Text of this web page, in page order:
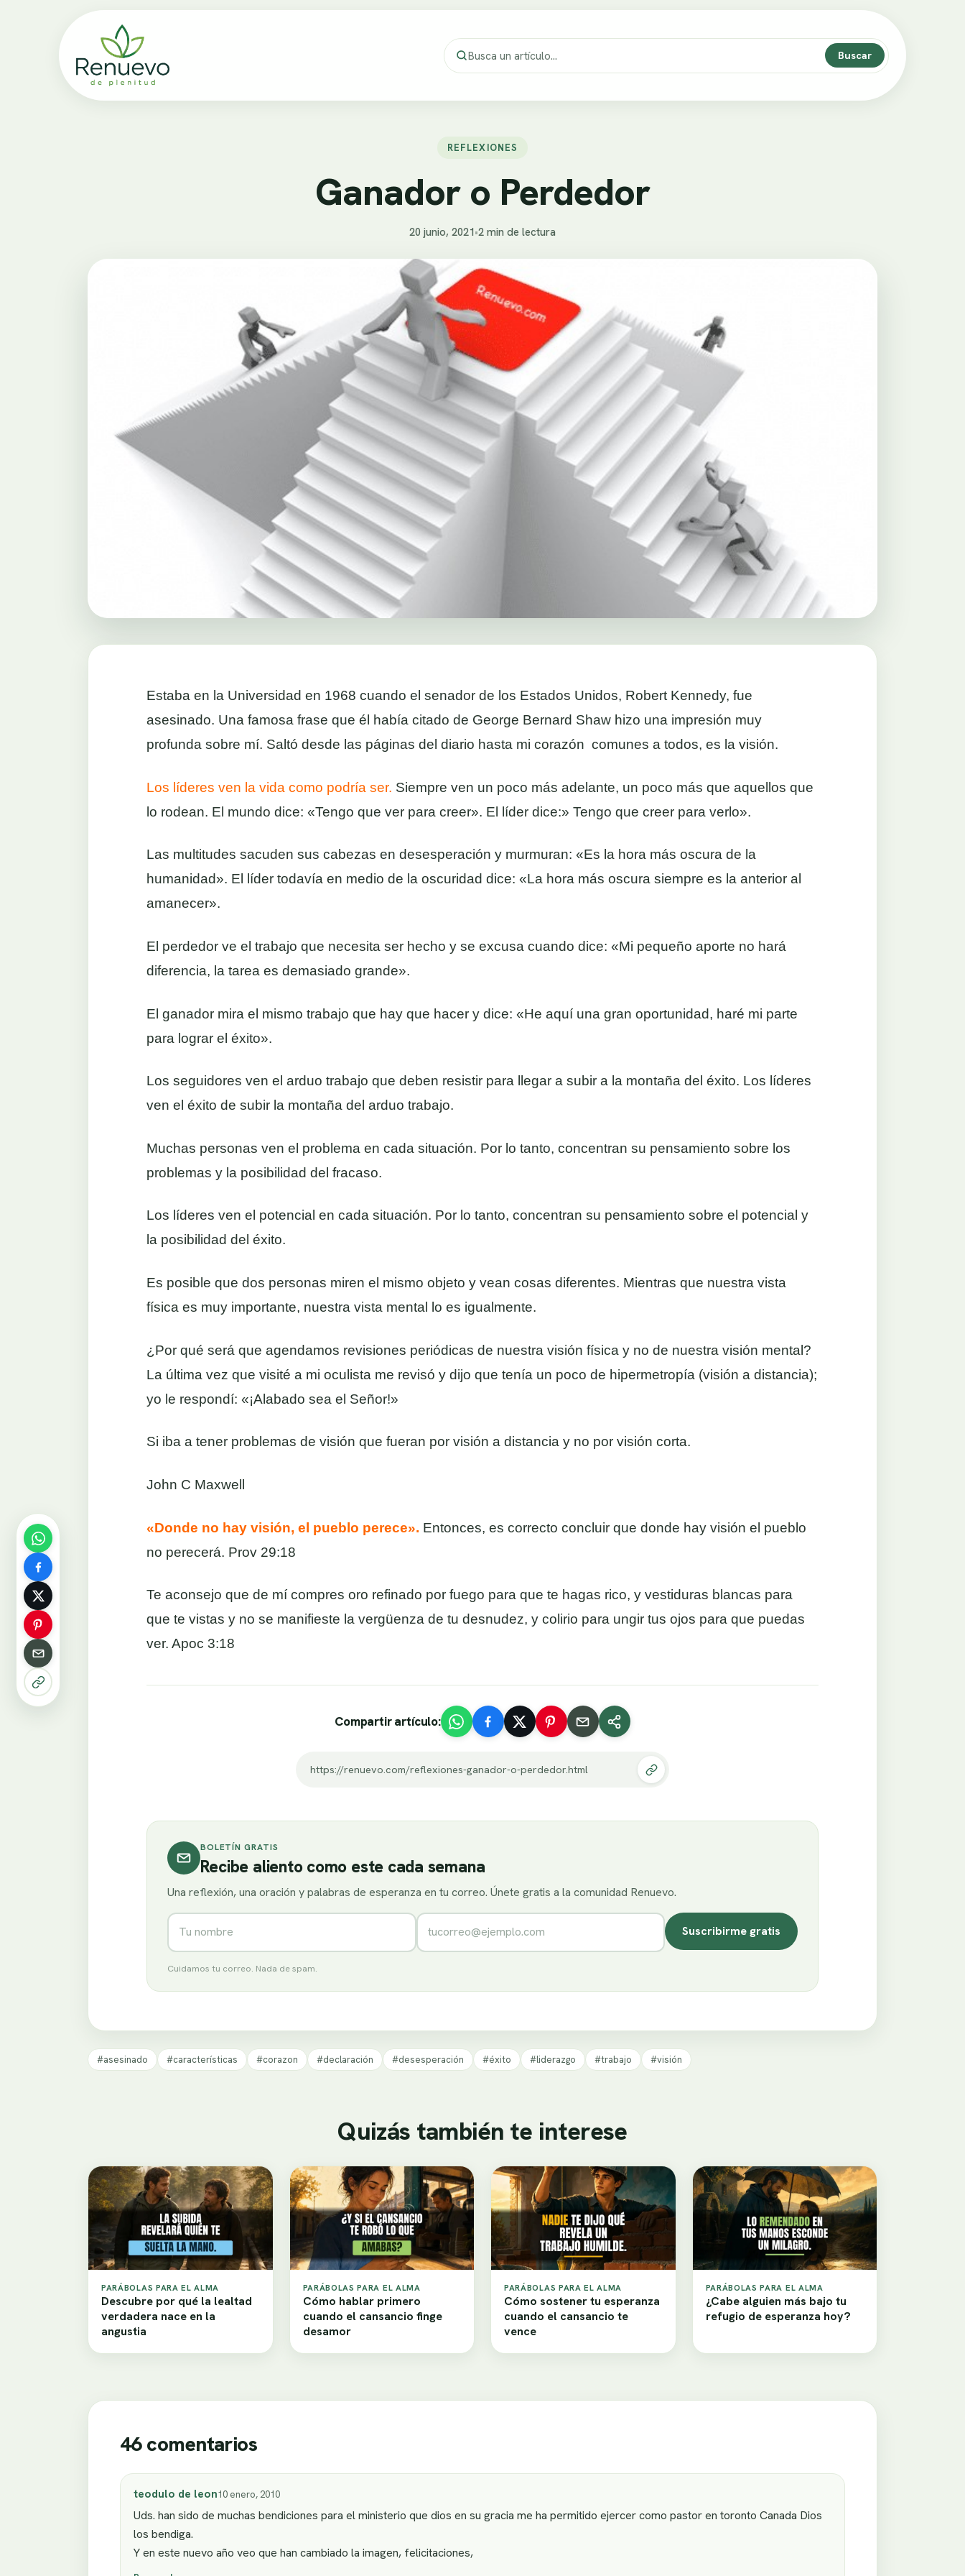
Buscar
REFLEXIONES
Ganador o Perdedor
20 junio, 2021•2 min de lectura
Estaba en la Universidad en 1968 cuando el senador de los Estados Unidos, Robert Kennedy, fue
asesinado. Una famosa frase que él había citado de George Bernard Shaw hizo una impresión muy
profunda sobre mí. Saltó desde las páginas del diario hasta mi corazón comunes a todos, es la visión.
Los líderes ven la vida como podría ser. Siempre ven un poco más adelante, un poco más que aquellos que
lo rodean. El mundo dice: «Tengo que ver para creer». El líder dice:» Tengo que creer para verlo».
Las multitudes sacuden sus cabezas en desesperación y murmuran: «Es la hora más oscura de la
humanidad». El líder todavía en medio de la oscuridad dice: «La hora más oscura siempre es la anterior al
amanecer».
El perdedor ve el trabajo que necesita ser hecho y se excusa cuando dice: «Mi pequeño aporte no hará
diferencia, la tarea es demasiado grande».
El ganador mira el mismo trabajo que hay que hacer y dice: «He aquí una gran oportunidad, haré mi parte
para lograr el éxito».
Los seguidores ven el arduo trabajo que deben resistir para llegar a subir a la montaña del éxito. Los líderes
ven el éxito de subir la montaña del arduo trabajo.
Muchas personas ven el problema en cada situación. Por lo tanto, concentran su pensamiento sobre los
problemas y la posibilidad del fracaso.
Los líderes ven el potencial en cada situación. Por lo tanto, concentran su pensamiento sobre el potencial y
la posibilidad del éxito.
Es posible que dos personas miren el mismo objeto y vean cosas diferentes. Mientras que nuestra vista
física es muy importante, nuestra vista mental lo es igualmente.
¿Por qué será que agendamos revisiones periódicas de nuestra visión física y no de nuestra visión mental?
La última vez que visité a mi oculista me revisó y dijo que tenía un poco de hipermetropía (visión a distancia);
yo le respondí: «¡Alabado sea el Señor!»
Si iba a tener problemas de visión que fueran por visión a distancia y no por visión corta.
John C Maxwell
«Donde no hay visión, el pueblo perece». Entonces, es correcto concluir que donde hay visión el pueblo
no perecerá. Prov 29:18
Te aconsejo que de mí compres oro refinado por fuego para que te hagas rico, y vestiduras blancas para
que te vistas y no se manifieste la vergüenza de tu desnudez, y colirio para ungir tus ojos para que puedas
ver. Apoc 3:18
Compartir artículo:
https://renuevo.com/reflexiones-ganador-o-perdedor.html
BOLETÍN GRATIS
Recibe aliento como este cada semana
Una reflexión, una oración y palabras de esperanza en tu correo. Únete gratis a la comunidad Renuevo.
Nombre Correo electrónico
Suscribirme gratis
Cuidamos tu correo. Nada de spam.
#asesinado #características #corazon #declaración #desesperación #éxito #liderazgo #trabajo #visión
Quizás también te interese
PARÁBOLAS PARA EL ALMA
Descubre por qué la lealtad
verdadera nace en la
angustia
PARÁBOLAS PARA EL ALMA
Cómo hablar primero
cuando el cansancio finge
desamor
PARÁBOLAS PARA EL ALMA
Cómo sostener tu esperanza
cuando el cansancio te
vence
PARÁBOLAS PARA EL ALMA
¿Cabe alguien más bajo tu
refugio de esperanza hoy?
46 comentarios
teodulo de leon10 enero, 2010
Uds. han sido de muchas bendiciones para el ministerio que dios en su gracia me ha permitido ejercer como pastor en toronto Canada Dios
los bendiga.
Y en este nuevo año veo que han cambiado la imagen, felicitaciones,